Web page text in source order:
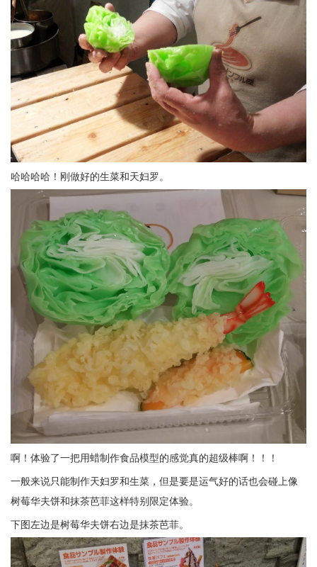
哈哈哈哈！刚做好的生菜和天妇罗。
啊！体验了一把用蜡制作食品模型的感觉真的超级棒啊！！！
一般来说只能制作天妇罗和生菜，但是要是运气好的话也会碰上像
树莓华夫饼和抹茶芭菲这样特别限定体验。
下图左边是树莓华夫饼右边是抹茶芭菲。